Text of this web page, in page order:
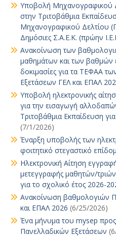
Υποβολή Μηχανογραφικού
στην Τριτοβάθμια
Μηχανογραφικού Δελτίου
Δημόσιες Σ.Α.Ε.Κ. (πρώην
Ανακοίνωση των
μαθημάτων και των βαθμών
δοκιμασίες για τα ΤΕΦΑΑ
Εξετάσεων ΓΕΛ και ΕΠΑΛ
Υποβολή ηλεκτρονικής
για την εισαγωγή
Τριτοβάθμια Εκπαίδευση
(7/1/2026)
Έναρξη υποβολής των
φοιτητικό στεγαστικό
Ηλεκτρονική Αίτηση
μετεγγραφής μαθητών/
για το σχολικό έτος 2026-
Ανακοίνωση βαθμολογιών
και ΕΠΑΛ 2026 (6/25/2026)
Ένα μήνυμα του mysep
Πανελλαδικών Εξετάσεων